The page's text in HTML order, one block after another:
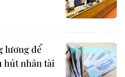
lương để
hút nhân tài